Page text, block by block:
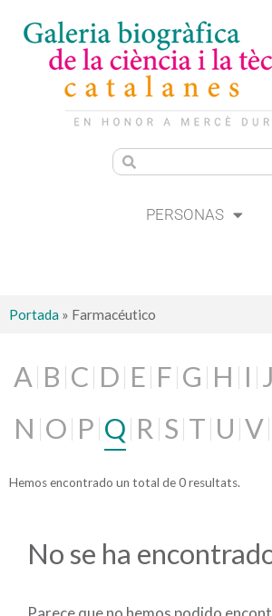
PERSONAS
Portada » Farmacéutico
A B C D E F G H I J
N O P Q R S T U V
Hemos encontrado un total de 0 resultats.
No se ha